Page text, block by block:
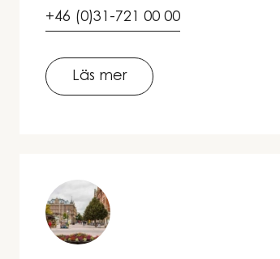
+46 (0)31-721 00 00
Läs mer